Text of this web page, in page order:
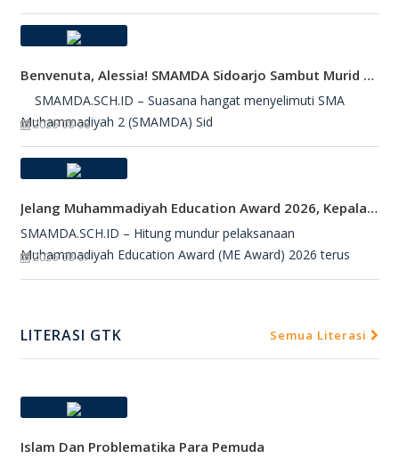
Benvenuta, Alessia! SMAMDA Sidoarjo Sambut Murid Pertukaran Pelajar Dari Italia
SMAMDA.SCH.ID – Suasana hangat menyelimuti SMA
Muhammadiyah 2 (SMAMDA) Sid
2026-08-08
Jelang Muhammadiyah Education Award 2026, Kepala SMAMDA Sidoarjo Suntik Semangat Kontingen
SMAMDA.SCH.ID – Hitung mundur pelaksanaan
Muhammadiyah Education Award (ME Award) 2026 terus
2026-08-07
LITERASI GTK Semua Literasi
Islam Dan Problematika Para Pemuda